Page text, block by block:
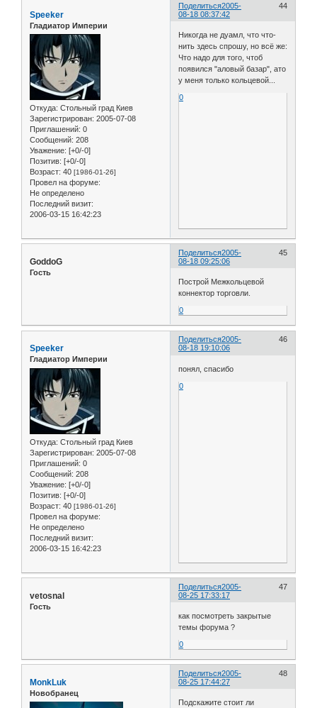
Поделиться 44
2005-
08-18 08:37:42
Speeker
Гладиатор Империи
Откуда: Стольный град Киев
Зарегистрирован: 2005-07-08
Приглашений: 0
Сообщений: 208
Уважение: [+0/-0]
Позитив: [+0/-0]
Возраст: 40 [1986-01-26]
Провел на форуме:
Не определено
Последний визит:
2006-03-15 16:42:23
Никогда не дуамл, что что-
нить здесь спрошу, но всё же:
Что надо для того, чтоб
появился "аловый базар", ато
у меня только кольцевой...
0
Поделиться 45
2005-
08-18 09:25:06
GoddoG
Гость
Построй Межкольцевой
коннектор торговли.
0
Поделиться 46
2005-
08-18 19:10:06
Speeker
Гладиатор Империи
Откуда: Стольный град Киев
Зарегистрирован: 2005-07-08
Приглашений: 0
Сообщений: 208
Уважение: [+0/-0]
Позитив: [+0/-0]
Возраст: 40 [1986-01-26]
Провел на форуме:
Не определено
Последний визит:
2006-03-15 16:42:23
понял, спасибо
0
Поделиться 47
2005-
08-25 17:33:17
vetosnal
Гость
как посмотреть закрытые
темы форума ?
0
Поделиться 48
2005-
08-25 17:44:27
MonkLuk
Новобранец
Подскажите стоит ли